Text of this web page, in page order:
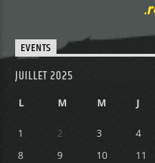
EVENTS
JUILLET 2025
L M M J
1 2 3 4
8
9 10 11